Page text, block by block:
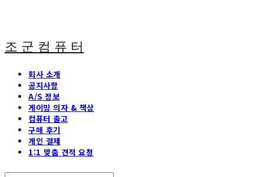
조 군 컴 퓨 터
회사 소개
공지사항
A/S 정보
게이밍 의자 & 책상
컴퓨터 출고
구매 후기
개인 결제
1:1 맞춤 견적 요청